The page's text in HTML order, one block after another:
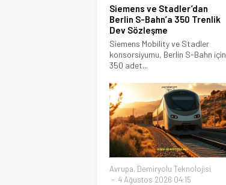
Siemens ve Stadler’dan
Berlin S-Bahn’a 350 Trenlik
Dev Sözleşme
Siemens Mobility ve Stadler
konsorsiyumu, Berlin S-Bahn için
350 adet...
Avrupa, Demiryolu Teknolojisi
4 Ağustos 2026 04:15